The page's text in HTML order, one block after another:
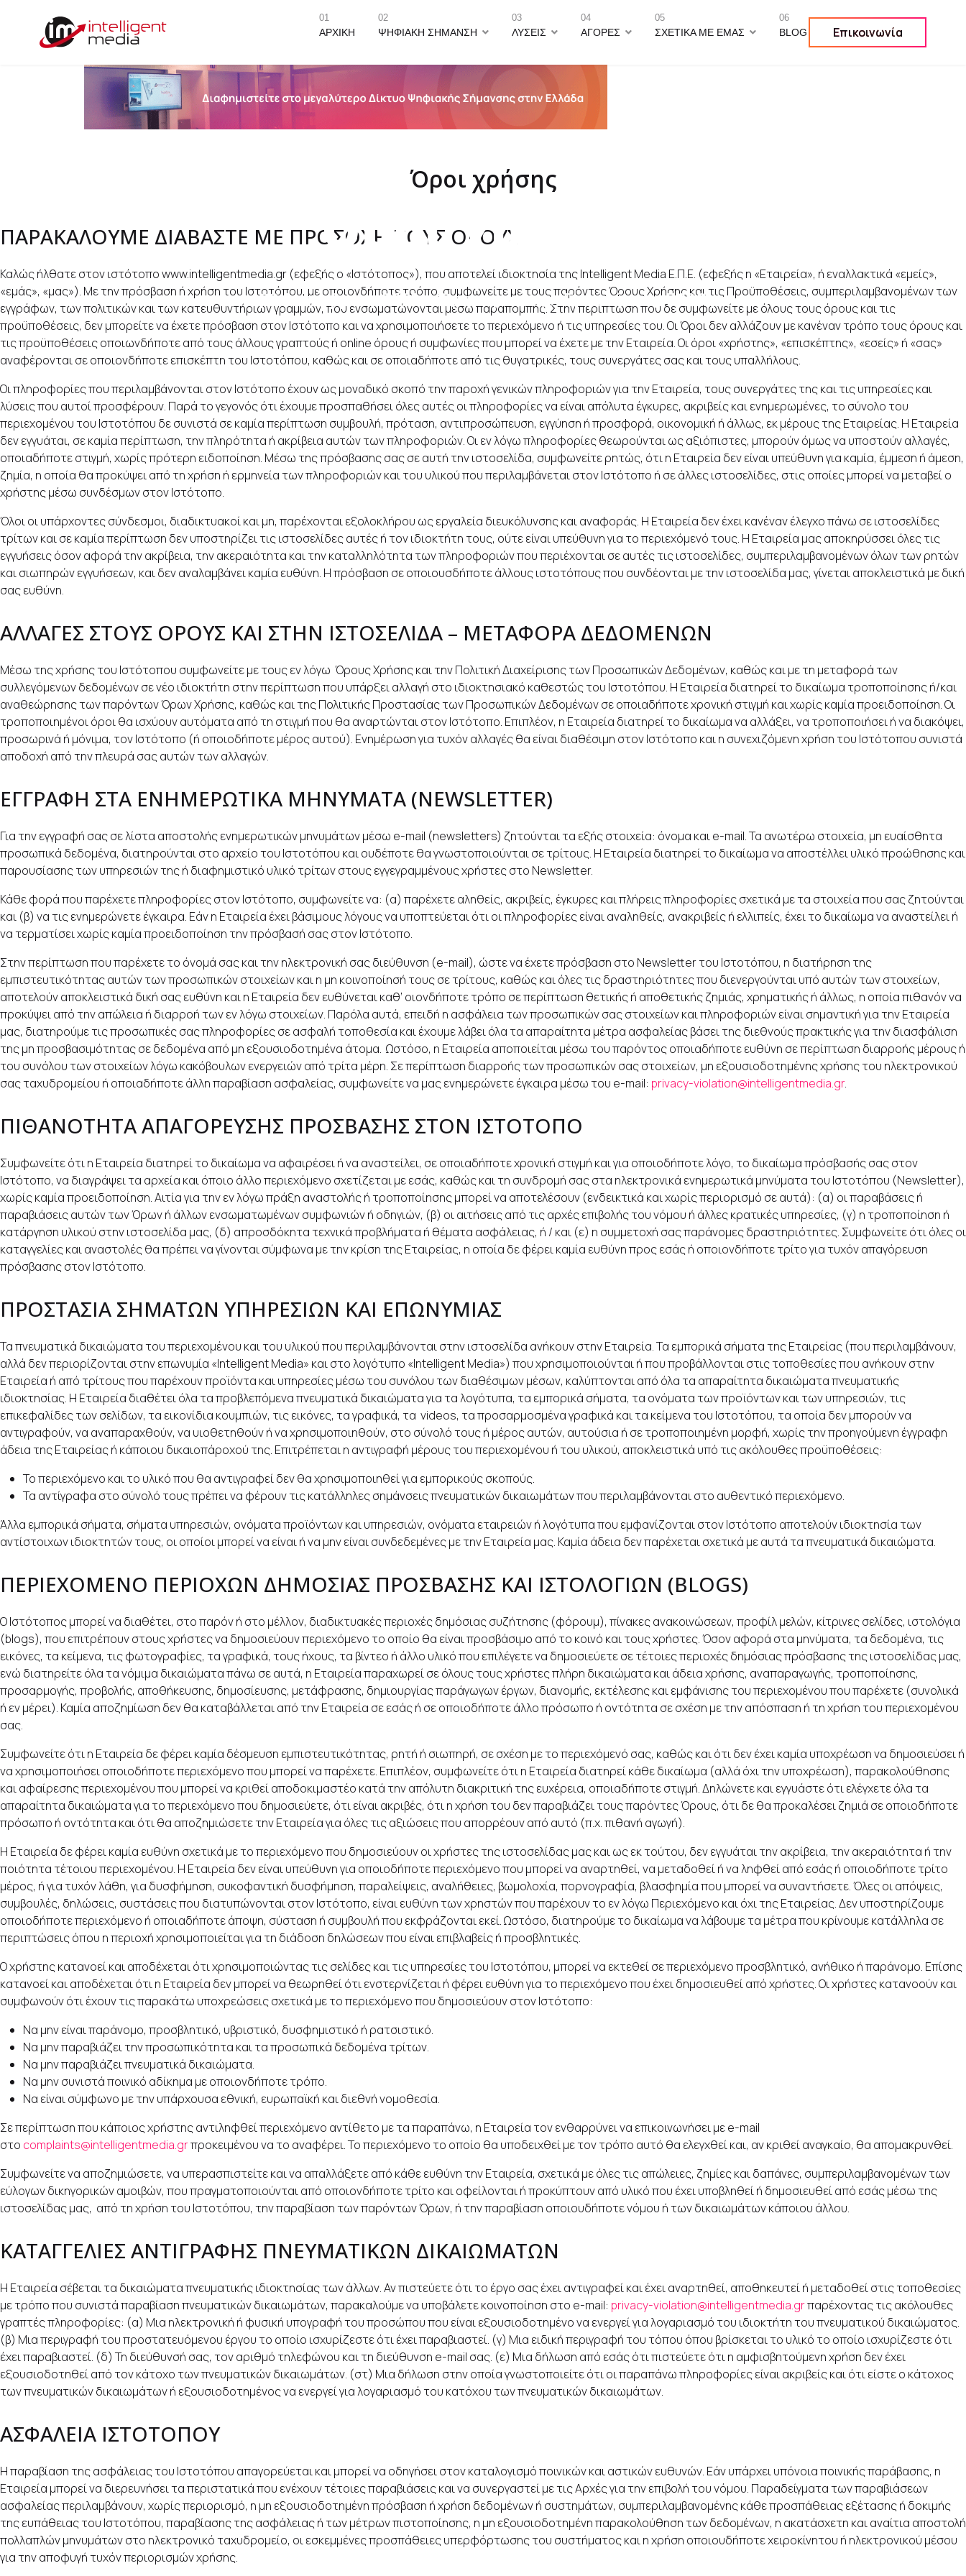
Επικοινωνία
ΑΡΧΙΚΉ
01
ΨΗΦΙΑΚΉ ΣΉΜΑΝΣΗ
02
ΛΎΣΕΙΣ
03
ΑΓΟΡΈΣ
04
ΣΧΕΤΙΚΆ ΜΕ ΕΜΆΣ
05
BLOG
06
Όροι χρήσης
22 Δεκεμβρίου 2021 Όροι χρήσης Εμφανίσεις: 5680
Όροι χρήσης
ΠΑΡΑΚΑΛΟΥΜΕ ΔΙΑΒΑΣΤΕ ΜΕ ΠΡΟΣΟΧΗ ΤΟΥΣ ΟΡΟΥΣ
Καλώς ήλθατε στον ιστότοπο www.intelligentmedia.gr (εφεξής ο «Ιστότοπος»), που αποτελεί ιδιοκτησία της Intelligent Media Ε.Π.Ε. (εφεξής η «Εταιρεία», ή εναλλακτικά «εμείς»,
«εμάς», «μας»). Με την πρόσβαση ή χρήση του Ιστοτόπου, με οποιονδήποτε τρόπο, συμφωνείτε με τους παρόντες Όρους Χρήσης και τις Προϋποθέσεις, συμπεριλαμβανομένων των
εγγράφων, των πολιτικών και των κατευθυντήριων γραμμών, που ενσωματώνονται μέσω παραπομπής. Στην περίπτωση που δε συμφωνείτε με όλους τους όρους και τις
προϋποθέσεις, δεν μπορείτε να έχετε πρόσβαση στον Ιστότοπο και να χρησιμοποιήσετε το περιεχόμενο ή τις υπηρεσίες του. Οι Όροι δεν αλλάζουν με κανέναν τρόπο τους όρους και
τις προϋποθέσεις οποιωνδήποτε από τους άλλους γραπτούς ή online όρους ή συμφωνίες που μπορεί να έχετε με την Εταιρεία. Οι όροι «χρήστης», «επισκέπτης», «εσείς» ή «σας»
αναφέρονται σε οποιονδήποτε επισκέπτη του Ιστοτόπου, καθώς και σε οποιαδήποτε από τις θυγατρικές, τους συνεργάτες σας και τους υπαλλήλους.
Οι πληροφορίες που περιλαμβάνονται στον Ιστότοπο έχουν ως μοναδικό σκοπό την παροχή γενικών πληροφοριών για την Εταιρεία, τους συνεργάτες της και τις υπηρεσίες και
λύσεις που αυτοί προσφέρουν. Παρά το γεγονός ότι έχουμε προσπαθήσει όλες αυτές οι πληροφορίες να είναι απόλυτα έγκυρες, ακριβείς και ενημερωμένες, το σύνολο του
περιεχομένου του Ιστοτόπου δε συνιστά σε καμία περίπτωση συμβουλή, πρόταση, αντιπροσώπευση, εγγύηση ή προσφορά, οικονομική ή άλλως, εκ μέρους της Εταιρείας. Η Εταιρεία
δεν εγγυάται, σε καμία περίπτωση, την πληρότητα ή ακρίβεια αυτών των πληροφοριών. Οι εν λόγω πληροφορίες θεωρούνται ως αξιόπιστες, μπορούν όμως να υποστούν αλλαγές,
οποιαδήποτε στιγμή, χωρίς πρότερη ειδοποίηση. Μέσω της πρόσβασης σας σε αυτή την ιστοσελίδα, συμφωνείτε ρητώς, ότι η Εταιρεία δεν είναι υπεύθυνη για καμία, έμμεση ή άμεση,
ζημία, η οποία θα προκύψει από τη χρήση ή ερμηνεία των πληροφοριών και του υλικού που περιλαμβάνεται στον Ιστότοπο ή σε άλλες ιστοσελίδες, στις οποίες μπορεί να μεταβεί ο
χρήστης μέσω συνδέσμων στον Ιστότοπο.
Όλοι οι υπάρχοντες σύνδεσμοι, διαδικτυακοί και μη, παρέχονται εξολοκλήρου ως εργαλεία διευκόλυνσης και αναφοράς. H Εταιρεία δεν έχει κανέναν έλεγχο πάνω σε ιστοσελίδες
τρίτων και σε καμία περίπτωση δεν υποστηρίζει τις ιστοσελίδες αυτές ή τον ιδιοκτήτη τους, ούτε είναι υπεύθυνη για το περιεχόμενό τους. Η Εταιρεία μας αποκηρύσσει όλες τις
εγγυήσεις όσον αφορά την ακρίβεια, την ακεραιότητα και την καταλληλότητα των πληροφοριών που περιέχονται σε αυτές τις ιστοσελίδες, συμπεριλαμβανομένων όλων των ρητών
και σιωπηρών εγγυήσεων, και δεν αναλαμβάνει καμία ευθύνη. Η πρόσβαση σε οποιουσδήποτε άλλους ιστοτόπους που συνδέονται με την ιστοσελίδα μας, γίνεται αποκλειστικά με δική
σας ευθύνη.
ΑΛΛΑΓΕΣ ΣΤΟΥΣ ΟΡΟΥΣ ΚΑΙ ΣΤΗΝ ΙΣΤΟΣΕΛΙΔΑ – ΜΕΤΑΦΟΡΑ ΔΕΔΟΜΕΝΩΝ
Μέσω της χρήσης του Ιστότοπου συμφωνείτε με τους εν λόγω Όρους Χρήσης και την Πολιτική Διαχείρισης των Προσωπικών Δεδομένων, καθώς και με τη μεταφορά των
συλλεγόμενων δεδομένων σε νέο ιδιοκτήτη στην περίπτωση που υπάρξει αλλαγή στο ιδιοκτησιακό καθεστώς του Ιστοτόπου. Η Εταιρεία διατηρεί το δικαίωμα τροποποίησης ή/και
αναθεώρησης των παρόντων Όρων Χρήσης, καθώς και της Πολιτικής Προστασίας των Προσωπικών Δεδομένων σε οποιαδήποτε χρονική στιγμή και χωρίς καμία προειδοποίηση. Οι
τροποποιημένοι όροι θα ισχύουν αυτόματα από τη στιγμή που θα αναρτώνται στον Ιστότοπο. Επιπλέον, η Εταιρεία διατηρεί το δικαίωμα να αλλάξει, να τροποποιήσει ή να διακόψει,
προσωρινά ή μόνιμα, τον Ιστότοπο (ή οποιοδήποτε μέρος αυτού). Ενημέρωση για τυχόν αλλαγές θα είναι διαθέσιμη στον Ιστότοπο και η συνεχιζόμενη χρήση του Ιστότοπου συνιστά
αποδοχή από την πλευρά σας αυτών των αλλαγών.
ΕΓΓΡΑΦΗ ΣΤΑ ΕΝΗΜΕΡΩΤΙΚΑ ΜΗΝΥΜΑΤΑ (NEWSLETTER)
Για την εγγραφή σας σε λίστα αποστολής ενημερωτικών μηνυμάτων μέσω e-mail (newsletters) ζητούνται τα εξής στοιχεία: όνομα και e-mail. Τα ανωτέρω στοιχεία, μη ευαίσθητα
προσωπικά δεδομένα, διατηρούνται στο αρχείο του Ιστοτόπου και ουδέποτε θα γνωστοποιούνται σε τρίτους. Η Εταιρεία διατηρεί το δικαίωμα να αποστέλλει υλικό προώθησης και
παρουσίασης των υπηρεσιών της ή διαφημιστικό υλικό τρίτων στους εγγεγραμμένους χρήστες στο Newsletter.
Κάθε φορά που παρέχετε πληροφορίες στον Ιστότοπο, συμφωνείτε να: (α) παρέχετε αληθείς, ακριβείς, έγκυρες και πλήρεις πληροφορίες σχετικά με τα στοιχεία που σας ζητούνται
και (β) να τις ενημερώνετε έγκαιρα. Εάν η Εταιρεία έχει βάσιμους λόγους να υποπτεύεται ότι οι πληροφορίες είναι αναληθείς, ανακριβείς ή ελλιπείς, έχει το δικαίωμα να αναστείλει ή
να τερματίσει χωρίς καμία προειδοποίηση την πρόσβασή σας στον Ιστότοπο.
Στην περίπτωση που παρέχετε το όνομά σας και την ηλεκτρονική σας διεύθυνση (e-mail), ώστε να έχετε πρόσβαση στο Newsletter του Ιστοτόπου, η διατήρηση της
εμπιστευτικότητας αυτών των προσωπικών στοιχείων και η μη κοινοποίησή τους σε τρίτους, καθώς και όλες τις δραστηριότητες που διενεργούνται υπό αυτών των στοιχείων,
αποτελούν αποκλειστικά δική σας ευθύνη και η Εταιρεία δεν ευθύνεται καθ’ οιονδήποτε τρόπο σε περίπτωση θετικής ή αποθετικής ζημιάς, χρηματικής ή άλλως, η οποία πιθανόν να
προκύψει από την απώλεια ή διαρροή των εν λόγω στοιχείων. Παρόλα αυτά, επειδή η ασφάλεια των προσωπικών σας στοιχείων και πληροφοριών είναι σημαντική για την Εταιρεία
μας, διατηρούμε τις προσωπικές σας πληροφορίες σε ασφαλή τοποθεσία και έχουμε λάβει όλα τα απαραίτητα μέτρα ασφαλείας βάσει της διεθνούς πρακτικής για την διασφάλιση
της μη προσβασιμότητας σε δεδομένα από μη εξουσιοδοτημένα άτομα. Ωστόσο, η Εταιρεία αποποιείται μέσω του παρόντος οποιαδήποτε ευθύνη σε περίπτωση διαρροής μέρους ή
του συνόλου των στοιχείων λόγω κακόβουλων ενεργειών από τρίτα μέρη. Σε περίπτωση διαρροής των προσωπικών σας στοιχείων, μη εξουσιοδοτημένης χρήσης του ηλεκτρονικού
σας ταχυδρομείου ή οποιαδήποτε άλλη παραβίαση ασφαλείας, συμφωνείτε να μας ενημερώνετε έγκαιρα μέσω του e-mail: privacy-violation@intelligentmedia.gr.
ΠΙΘΑΝΟΤΗΤΑ ΑΠΑΓΟΡΕΥΣΗΣ ΠΡΟΣΒΑΣΗΣ ΣΤΟΝ ΙΣΤΟΤΟΠΟ
Συμφωνείτε ότι η Εταιρεία διατηρεί το δικαίωμα να αφαιρέσει ή να αναστείλει, σε οποιαδήποτε χρονική στιγμή και για οποιοδήποτε λόγο, το δικαίωμα πρόσβασής σας στον
Ιστότοπο, να διαγράψει τα αρχεία και όποιο άλλο περιεχόμενο σχετίζεται με εσάς, καθώς και τη συνδρομή σας στα ηλεκτρονικά ενημερωτικά μηνύματα του Ιστοτόπου (Newsletter),
χωρίς καμία προειδοποίηση. Αιτία για την εν λόγω πράξη αναστολής ή τροποποίησης μπορεί να αποτελέσουν (ενδεικτικά και χωρίς περιορισμό σε αυτά): (α) οι παραβάσεις ή
παραβιάσεις αυτών των Όρων ή άλλων ενσωματωμένων συμφωνιών ή οδηγιών, (β) οι αιτήσεις από τις αρχές επιβολής του νόμου ή άλλες κρατικές υπηρεσίες, (γ) η τροποποίηση ή
κατάργηση υλικού στην ιστοσελίδα μας, (δ) απροσδόκητα τεχνικά προβλήματα ή θέματα ασφάλειας, ή / και (ε) η συμμετοχή σας παράνομες δραστηριότητες. Συμφωνείτε ότι όλες οι
καταγγελίες και αναστολές θα πρέπει να γίνονται σύμφωνα με την κρίση της Εταιρείας, η οποία δε φέρει καμία ευθύνη προς εσάς ή οποιονδήποτε τρίτο για τυχόν απαγόρευση
πρόσβασης στον Ιστότοπο.
ΠΡΟΣΤΑΣΙΑ ΣΗΜΑΤΩΝ ΥΠΗΡΕΣΙΩΝ ΚΑΙ ΕΠΩΝΥΜΙΑΣ
Τα πνευματικά δικαιώματα του περιεχομένου και του υλικού που περιλαμβάνονται στην ιστοσελίδα ανήκουν στην Εταιρεία. Τα εμπορικά σήματα της Εταιρείας (που περιλαμβάνουν,
αλλά δεν περιορίζονται στην επωνυμία «Intelligent Media» και στο λογότυπο «Intelligent Media») που χρησιμοποιούνται ή που προβάλλονται στις τοποθεσίες που ανήκουν στην
Εταιρεία ή από τρίτους που παρέχουν προϊόντα και υπηρεσίες μέσω του συνόλου των διαθέσιμων μέσων, καλύπτονται από όλα τα απαραίτητα δικαιώματα πνευματικής
ιδιοκτησίας. Η Εταιρεία διαθέτει όλα τα προβλεπόμενα πνευματικά δικαιώματα για τα λογότυπα, τα εμπορικά σήματα, τα ονόματα των προϊόντων και των υπηρεσιών, τις
επικεφαλίδες των σελίδων, τα εικονίδια κουμπιών, τις εικόνες, τα γραφικά, τα videos, τα προσαρμοσμένα γραφικά και τα κείμενα του Ιστοτόπου, τα οποία δεν μπορούν να
αντιγραφούν, να αναπαραχθούν, να υιοθετηθούν ή να χρησιμοποιηθούν, στο σύνολό τους ή μέρος αυτών, αυτούσια ή σε τροποποιημένη μορφή, χωρίς την προηγούμενη έγγραφη
άδεια της Εταιρείας ή κάποιου δικαιοπάροχού της. Επιτρέπεται η αντιγραφή μέρους του περιεχομένου ή του υλικού, αποκλειστικά υπό τις ακόλουθες προϋποθέσεις:
Το περιεχόμενο και το υλικό που θα αντιγραφεί δεν θα χρησιμοποιηθεί για εμπορικούς σκοπούς.
Τα αντίγραφα στο σύνολό τους πρέπει να φέρουν τις κατάλληλες σημάνσεις πνευματικών δικαιωμάτων που περιλαμβάνονται στο αυθεντικό περιεχόμενο.
Άλλα εμπορικά σήματα, σήματα υπηρεσιών, ονόματα προϊόντων και υπηρεσιών, ονόματα εταιρειών ή λογότυπα που εμφανίζονται στον Ιστότοπο αποτελούν ιδιοκτησία των
αντίστοιχων ιδιοκτητών τους, οι οποίοι μπορεί να είναι ή να μην είναι συνδεδεμένες με την Εταιρεία μας. Καμία άδεια δεν παρέχεται σχετικά με αυτά τα πνευματικά δικαιώματα.
ΠΕΡΙΕΧΟΜΕΝΟ ΠΕΡΙΟΧΩΝ ΔΗΜΟΣΙΑΣ ΠΡΟΣΒΑΣΗΣ ΚΑΙ ΙΣΤΟΛΟΓΙΩΝ (BLOGS)
O Ιστότοπος μπορεί να διαθέτει, στο παρόν ή στο μέλλον, διαδικτυακές περιοχές δημόσιας συζήτησης (φόρουμ), πίνακες ανακοινώσεων, προφίλ μελών, κίτρινες σελίδες, ιστολόγια
(blogs), που επιτρέπουν στους χρήστες να δημοσιεύουν περιεχόμενο το οποίο θα είναι προσβάσιμο από το κοινό και τους χρήστες. Όσον αφορά στα μηνύματα, τα δεδομένα, τις
εικόνες, τα κείμενα, τις φωτογραφίες, τα γραφικά, τους ήχους, τα βίντεο ή άλλο υλικό που επιλέγετε να δημοσιεύετε σε τέτοιες περιοχές δημόσιας πρόσβασης της ιστοσελίδας μας,
ενώ διατηρείτε όλα τα νόμιμα δικαιώματα πάνω σε αυτά, η Εταιρεία παραχωρεί σε όλους τους χρήστες πλήρη δικαιώματα και άδεια χρήσης, αναπαραγωγής, τροποποίησης,
προσαρμογής, προβολής, αποθήκευσης, δημοσίευσης, μετάφρασης, δημιουργίας παράγωγων έργων, διανομής, εκτέλεσης και εμφάνισης του περιεχομένου που παρέχετε (συνολικά
ή εν μέρει). Καμία αποζημίωση δεν θα καταβάλλεται από την Εταιρεία σε εσάς ή σε οποιοδήποτε άλλο πρόσωπο ή οντότητα σε σχέση με την απόσπαση ή τη χρήση του περιεχομένου
σας.
Συμφωνείτε ότι η Εταιρεία δε φέρει καμία δέσμευση εμπιστευτικότητας, ρητή ή σιωπηρή, σε σχέση με το περιεχόμενό σας, καθώς και ότι δεν έχει καμία υποχρέωση να δημοσιεύσει ή
να χρησιμοποιήσει οποιοδήποτε περιεχόμενο που μπορεί να παρέχετε. Επιπλέον, συμφωνείτε ότι η Εταιρεία διατηρεί κάθε δικαίωμα (αλλά όχι την υποχρέωση), παρακολούθησης
και αφαίρεσης περιεχομένου που μπορεί να κριθεί αποδοκιμαστέο κατά την απόλυτη διακριτική της ευχέρεια, οποιαδήποτε στιγμή. Δηλώνετε και εγγυάστε ότι ελέγχετε όλα τα
απαραίτητα δικαιώματα για το περιεχόμενο που δημοσιεύετε, ότι είναι ακριβές, ότι η χρήση του δεν παραβιάζει τους παρόντες Όρους, ότι δε θα προκαλέσει ζημιά σε οποιοδήποτε
πρόσωπο ή οντότητα και ότι θα αποζημιώσετε την Εταιρεία για όλες τις αξιώσεις που απορρέουν από αυτό (π.χ. πιθανή αγωγή).
Η Εταιρεία δε φέρει καμία ευθύνη σχετικά με το περιεχόμενο που δημοσιεύουν οι χρήστες της ιστοσελίδας μας και ως εκ τούτου, δεν εγγυάται την ακρίβεια, την ακεραιότητα ή την
ποιότητα τέτοιου περιεχομένου. Η Εταιρεία δεν είναι υπεύθυνη για οποιοδήποτε περιεχόμενο που μπορεί να αναρτηθεί, να μεταδοθεί ή να ληφθεί από εσάς ή οποιοδήποτε τρίτο
μέρος, ή για τυχόν λάθη, για δυσφήμηση, συκοφαντική δυσφήμηση, παραλείψεις, αναλήθειες, βωμολοχία, πορνογραφία, βλασφημία που μπορεί να συναντήσετε. Όλες οι απόψεις,
συμβουλές, δηλώσεις, συστάσεις που διατυπώνονται στον Ιστότοπο, είναι ευθύνη των χρηστών που παρέχουν το εν λόγω Περιεχόμενο και όχι της Εταιρείας. Δεν υποστηρίζουμε
οποιοδήποτε περιεχόμενο ή οποιαδήποτε άποψη, σύσταση ή συμβουλή που εκφράζονται εκεί. Ωστόσο, διατηρούμε το δικαίωμα να λάβουμε τα μέτρα που κρίνουμε κατάλληλα σε
περιπτώσεις όπου η περιοχή χρησιμοποιείται για τη διάδοση δηλώσεων που είναι επιβλαβείς ή προσβλητικές.
Ο χρήστης κατανοεί και αποδέχεται ότι χρησιμοποιώντας τις σελίδες και τις υπηρεσίες του Ιστοτόπου, μπορεί να εκτεθεί σε περιεχόμενο προσβλητικό, ανήθικο ή παράνομο. Επίσης
κατανοεί και αποδέχεται ότι η Εταιρεία δεν μπορεί να θεωρηθεί ότι ενστερνίζεται ή φέρει ευθύνη για το περιεχόμενο που έχει δημοσιευθεί από χρήστες. Οι χρήστες κατανοούν και
συμφωνούν ότι έχουν τις παρακάτω υποχρεώσεις σχετικά με το περιεχόμενο που δημοσιεύουν στον Ιστότοπο:
Να μην είναι παράνομο, προσβλητικό, υβριστικό, δυσφημιστικό ή ρατσιστικό.
Να μην παραβιάζει την προσωπικότητα και τα προσωπικά δεδομένα τρίτων.
Να μην παραβιάζει πνευματικά δικαιώματα.
Να μην συνιστά ποινικό αδίκημα με οποιονδήποτε τρόπο.
Να είναι σύμφωνο με την υπάρχουσα εθνική, ευρωπαϊκή και διεθνή νομοθεσία.
Σε περίπτωση που κάποιος χρήστης αντιληφθεί περιεχόμενο αντίθετο με τα παραπάνω, η Εταιρεία τον ενθαρρύνει να επικοινωνήσει με e-mail
στο complaints@intelligentmedia.grπροκειμένου να το αναφέρει. Το περιεχόμενο το οποίο θα υποδειχθεί με τον τρόπο αυτό θα ελεγχθεί και, αν κριθεί αναγκαίο, θα απομακρυνθεί.
Συμφωνείτε να αποζημιώσετε, να υπερασπιστείτε και να απαλλάξετε από κάθε ευθύνη την Εταιρεία, σχετικά με όλες τις απώλειες, ζημίες και δαπάνες, συμπεριλαμβανομένων των
εύλογων δικηγορικών αμοιβών, που πραγματοποιούνται από οποιονδήποτε τρίτο και οφείλονται ή προκύπτουν από υλικό που έχει υποβληθεί ή δημοσιευθεί από εσάς μέσω της
ιστοσελίδας μας, από τη χρήση του Ιστοτόπου, την παραβίαση των παρόντων Όρων, ή την παραβίαση οποιουδήποτε νόμου ή των δικαιωμάτων κάποιου άλλου.
ΚΑΤΑΓΓΕΛΙΕΣ ΑΝΤΙΓΡΑΦΗΣ ΠΝΕΥΜΑΤΙΚΩΝ ΔΙΚΑΙΩΜΑΤΩΝ
Η Εταιρεία σέβεται τα δικαιώματα πνευματικής ιδιοκτησίας των άλλων. Αν πιστεύετε ότι το έργο σας έχει αντιγραφεί και έχει αναρτηθεί, αποθηκευτεί ή μεταδοθεί στις τοποθεσίες
με τρόπο που συνιστά παραβίαση πνευματικών δικαιωμάτων, παρακαλούμε να υποβάλετε κοινοποίηση στο e-mail: privacy-violation@intelligentmedia.grπαρέχοντας τις ακόλουθες
γραπτές πληροφορίες: (α) Μια ηλεκτρονική ή φυσική υπογραφή του προσώπου που είναι εξουσιοδοτημένο να ενεργεί για λογαριασμό του ιδιοκτήτη του πνευματικού δικαιώματος.
(β) Μια περιγραφή του προστατευόμενου έργου το οποίο ισχυρίζεστε ότι έχει παραβιαστεί. (γ) Μια ειδική περιγραφή του τόπου όπου βρίσκεται το υλικό το οποίο ισχυρίζεστε ότι
έχει παραβιαστεί. (δ) Τη διεύθυνσή σας, τον αριθμό τηλεφώνου και τη διεύθυνση e-mail σας. (ε) Μια δήλωση από εσάς ότι πιστεύετε ότι η αμφισβητούμενη χρήση δεν έχει
εξουσιοδοτηθεί από τον κάτοχο των πνευματικών δικαιωμάτων. (στ) Μια δήλωση στην οποία γνωστοποιείτε ότι οι παραπάνω πληροφορίες είναι ακριβείς και ότι είστε ο κάτοχος
των πνευματικών δικαιωμάτων ή εξουσιοδοτημένος να ενεργεί για λογαριασμό του κατόχου των πνευματικών δικαιωμάτων.
ΑΣΦΑΛΕΙΑ ΙΣΤΟΤΟΠΟΥ
Η παραβίαση της ασφάλειας του Ιστοτόπου απαγορεύεται και μπορεί να οδηγήσει στον καταλογισμό ποινικών και αστικών ευθυνών. Εάν υπάρχει υπόνοια ποινικής παράβασης, η
Εταιρεία μπορεί να διερευνήσει τα περιστατικά που ενέχουν τέτοιες παραβιάσεις και να συνεργαστεί με τις Αρχές για την επιβολή του νόμου. Παραδείγματα των παραβιάσεων
ασφαλείας περιλαμβάνουν, χωρίς περιορισμό, η μη εξουσιοδοτημένη πρόσβαση ή χρήση δεδομένων ή συστημάτων, συμπεριλαμβανομένης κάθε προσπάθειας εξέτασης ή δοκιμής
της ευπάθειας του Ιστοτόπου, παραβίασης της ασφάλειας ή των μέτρων πιστοποίησης, η μη εξουσιοδοτημένη παρακολούθηση των δεδομένων, η ακατάσχετη και αναίτια αποστολή
πολλαπλών μηνυμάτων στο ηλεκτρονικό ταχυδρομείο, οι εσκεμμένες προσπάθειες υπερφόρτωσης του συστήματος και η χρήση οποιουδήποτε χειροκίνητου ή ηλεκτρονικού μέσου
για την αποφυγή τυχόν περιορισμών χρήσης.